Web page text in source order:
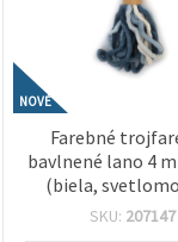
NOVÉ
Farebné
bavlnené lano 4
(biela,
tmavomodrá) –
SKU: 207147